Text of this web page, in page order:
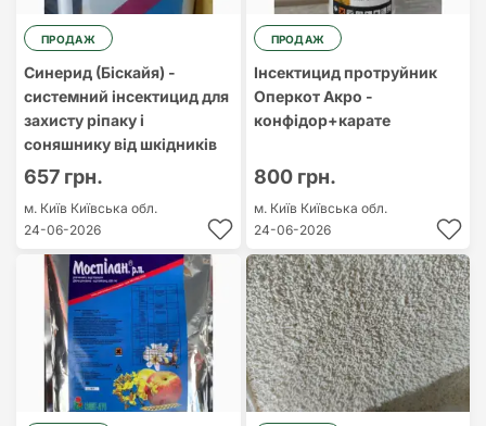
ПРОДАЖ
Синерид (Біскайя) -
системний інсектицид для
захисту ріпаку і
соняшнику від шкідників
657 грн.
м. Київ Київська обл.
24-06-2026
ПРОДАЖ
Інсектицид протруйник
Оперкот Акро -
конфідор+карате
800 грн.
м. Київ Київська обл.
24-06-2026